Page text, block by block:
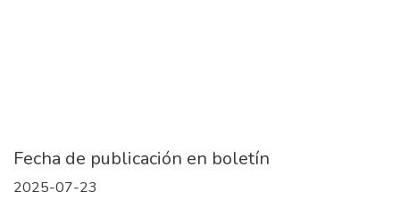
Fecha de publicación en boletín
2025-07-23